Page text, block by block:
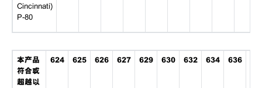
Cincinnati)
P-80
本产品
符合或
超越以
624 625 626 627 629 630 632 634 636